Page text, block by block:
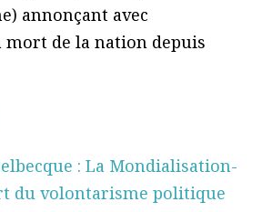
annonçant avec
mort de la nation depuis
: La Mondialisation-
du volontarisme politique